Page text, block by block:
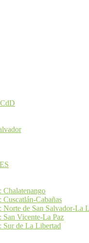
Chalatenango
Cuscatlán-Cabañas
Norte de San Salvador-La
San Vicente-La Paz
Sur de La Libertad